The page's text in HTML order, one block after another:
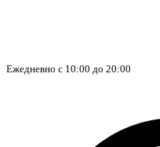
Ежедневно с 10:00 до 20:00